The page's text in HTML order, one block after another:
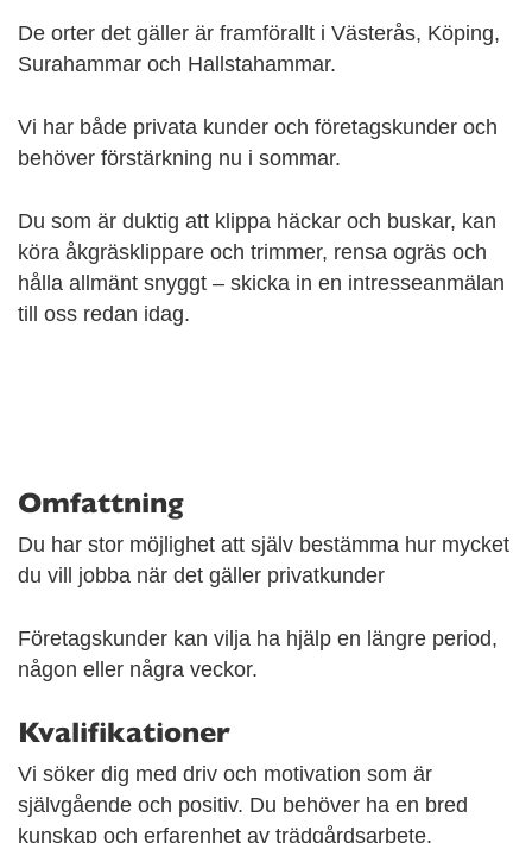
De orter det gäller är framförallt i Västerås, Köping,
Surahammar och Hallstahammar.
Vi har både privata kunder och företagskunder och
behöver förstärkning nu i sommar.
Du som är duktig att klippa häckar och buskar, kan
köra åkgräsklippare och trimmer, rensa ogräs och
hålla allmänt snyggt – skicka in en intresseanmälan
till oss redan idag.
Omfattning
Du har stor möjlighet att själv bestämma hur mycket
du vill jobba när det gäller privatkunder
Företagskunder kan vilja ha hjälp en längre period,
någon eller några veckor.
Kvalifikationer
Vi söker dig med driv och motivation som är
självgående och positiv. Du behöver ha en bred
kunskap och erfarenhet av trädgårdsarbete.